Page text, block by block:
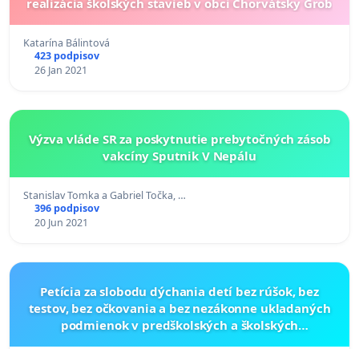
Katarína Bálintová
423 podpisov
26 Jan 2021
Výzva vláde SR za poskytnutie prebytočných zásob
vakcíny Sputnik V Nepálu
Stanislav Tomka a Gabriel Točka, …
396 podpisov
20 Jun 2021
Petícia za slobodu dýchania detí bez rúšok, bez
testov, bez očkovania a bez nezákonne ukladaných
podmienok v predškolských a školských